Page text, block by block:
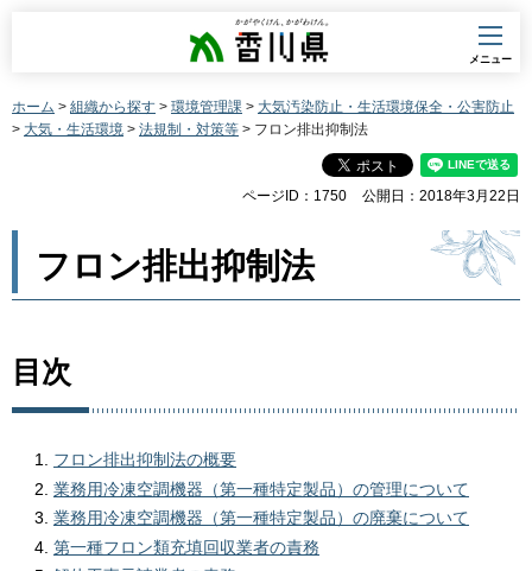
香川県
メニュー
ホーム > 組織から探す > 環境管理課 > 大気汚染防止・生活環境保全・公害防止
> 大気・生活環境 > 法規制・対策等 > フロン排出抑制法
ページID：1750 公開日：2018年3月22日
フロン排出抑制法
目次
フロン排出抑制法の概要
業務用冷凍空調機器（第一種特定製品）の管理について
業務用冷凍空調機器（第一種特定製品）の廃棄について
第一種フロン類充填回収業者の責務